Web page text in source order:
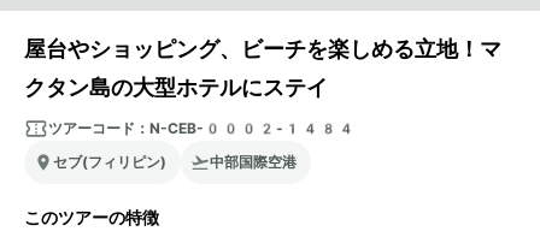
屋台やショッピング、ビーチを楽しめる立地！マ
クタン島の大型ホテルにステイ
ツアーコード： N-CEB-0002-1484
セブ(フィリピン)
中部国際空港
このツアーの特徴